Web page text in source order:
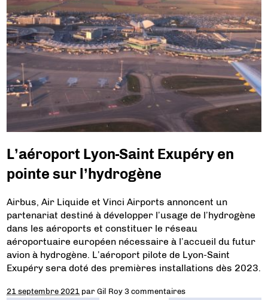
L’aéroport Lyon-Saint Exupéry en
pointe sur l’hydrogène
Airbus, Air Liquide et Vinci Airports annoncent un
partenariat destiné à développer l’usage de l’hydrogène
dans les aéroports et constituer le réseau
aéroportuaire européen nécessaire à l’accueil du futur
avion à hydrogène. L’aéroport pilote de Lyon-Saint
Exupéry sera doté des premières installations dès 2023.
21 septembre 2021 parGil Roy 3 commentaires